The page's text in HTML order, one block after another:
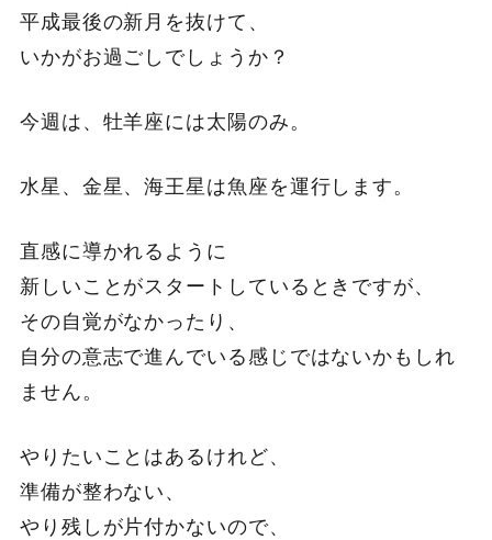
平成最後の新月を抜けて、
いかがお過ごしでしょうか？
今週は、牡羊座には太陽のみ。
水星、金星、海王星は魚座を運行します。
直感に導かれるように
新しいことがスタートしているときですが、
その自覚がなかったり、
自分の意志で進んでいる感じではないかもしれ
ません。
やりたいことはあるけれど、
準備が整わない、
やり残しが片付かないので、